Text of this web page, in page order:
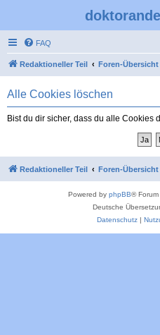
FAQ
Redaktioneller Teil Foren-Übersicht
Alle Cookies löschen
Bist du dir sicher, dass du alle Cookies
Redaktioneller Teil Foren-Übersicht
Powered by phpBB®
Deutsche
Datenschutz|